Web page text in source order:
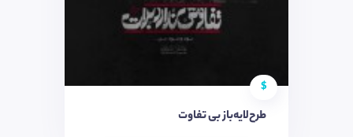
$
طرح‌لایه‌باز بی تفاوت